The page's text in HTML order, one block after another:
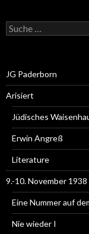
Suche
nach:
JG Paderborn
Arisiert
Jüdisches
Erwin Angreß
Literature
9.-10. November 1938
Eine Nummer auf
Nie wieder I